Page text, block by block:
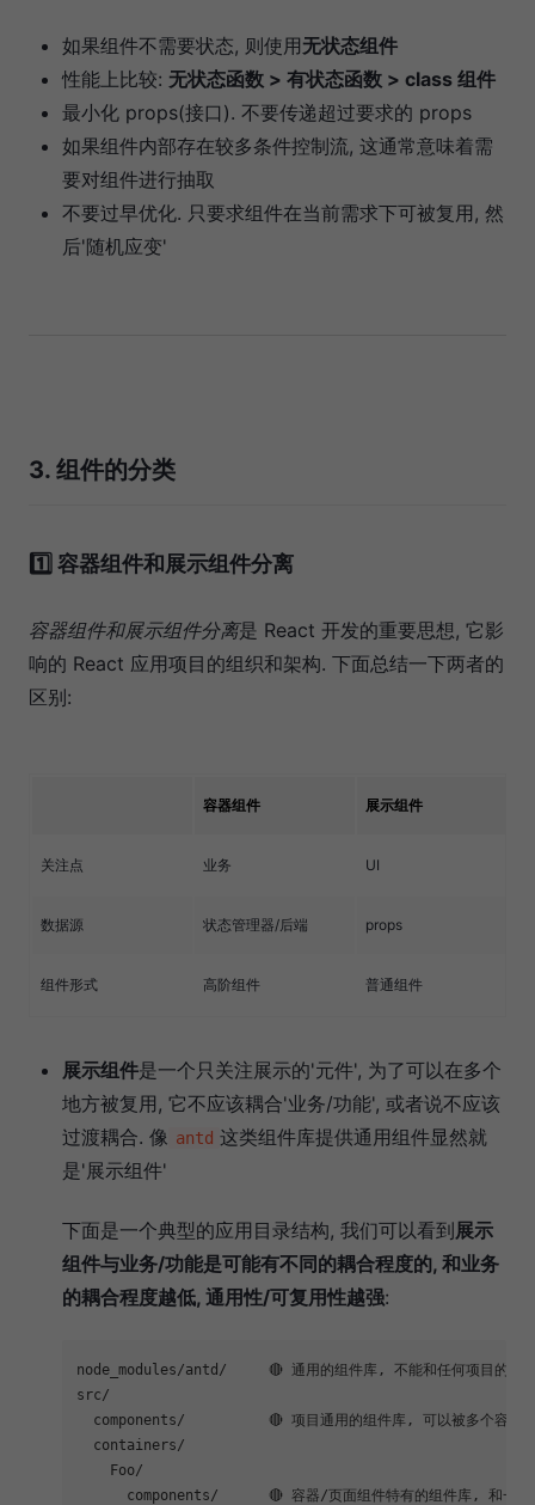
如果组件不需要状态, 则使用无状态组件
性能上比较: 无状态函数 > 有状态函数 > class 组件
最小化 props(接口). 不要传递超过要求的 props
如果组件内部存在较多条件控制流, 这通常意味着需
要对组件进行抽取
不要过早优化. 只要求组件在当前需求下可被复用, 然
后'随机应变'
3. 组件的分类
1️⃣ 容器组件和展示组件分离
容器组件和展示组件分离是 React 开发的重要思想, 它影
响的 React 应用项目的组织和架构. 下面总结一下两者的
区别:
容器组件 展示组件
关注点 业务 UI
数据源 状态管理器/后端 props
组件形式 高阶组件 普通组件
展示组件是一个只关注展示的'元件', 为了可以在多个
地方被复用, 它不应该耦合'业务/功能', 或者说不应该
过渡耦合. 像 antd 这类组件库提供通用组件显然就
是'展示组件'
下面是一个典型的应用目录结构, 我们可以看到展示
组件与业务/功能是可能有不同的耦合程度的, 和业务
的耦合程度越低, 通用性/可复用性越强:
node_modules/antd/     🔴 通用的组件库, 不能和任何项目的业
src/
components/          🔴 项目通用的组件库, 可以被多个容器/
  containers/
    Foo/
components/      🔴 容器/页面组件特有的组件库, 和一个